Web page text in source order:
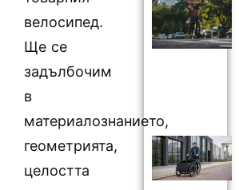
велосипед.
Ще се
задълбочим
в
материалознанието,
геометрията,
целостта